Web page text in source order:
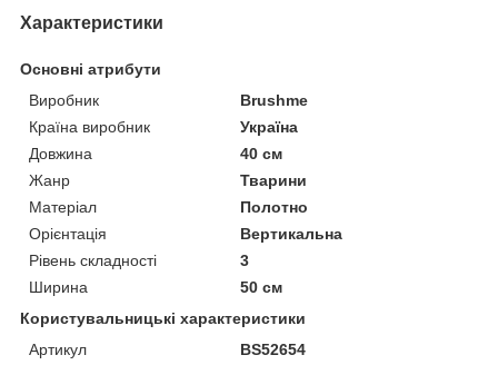
Характеристики
Основні атрибути
Виробник
Brushme
Країна виробник
Україна
Довжина
40 см
Жанр
Тварини
Матеріал
Полотно
Орієнтація
Вертикальна
Рівень складності
3
Ширина
50 см
Користувальницькі характеристики
Артикул
BS52654